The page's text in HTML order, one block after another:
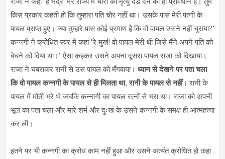
किस प्रकार कहती हो कि तुम्हारा पति चोर नहीं था। उसके पास मेरी पत्नी के
पायल प्राप्त हुए। क्या तुम्हारे पास कोई प्रमाण है कि वो पायल उसने नहीं चुराया?"
कन्नगी ने क्रोधित स्वर में कहा "रे मुर्ख! वो पायल मेरी थी जिसे मैंने अपने पति को
बेचने को दिया था।" ऐसा कहकर उसने अपना दूसरा पायल राजा को दिखाया।
राजा ने घबराकर रानी से उस पायल को मँगवाया। ध्यान से देखने पर पता चला
कि वो पायल कन्नगी के पायल से ही मिलता था, रानी के पायल से नहीं। रानी के
पायल में मोती भरे थे जबकि कन्नागी का पायल रत्नों से भरा था। राजा को अपनी
भूल का पता चला और मारे शर्म और दुःख के उसने कन्नगी के समक्ष ही आत्महत्या
कर ली।
इतने पर भी कन्नगी का क्रोध काम नहीं हुआ और उसने अत्यंत क्रोधित हो कहा